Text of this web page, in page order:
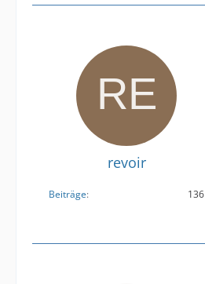
revoir
Beiträge 136